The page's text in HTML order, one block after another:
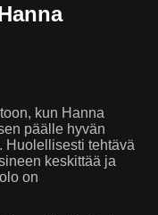
kun Hanna
päälle hyvän
Huolellisesti tehtävä
keskittää ja
on